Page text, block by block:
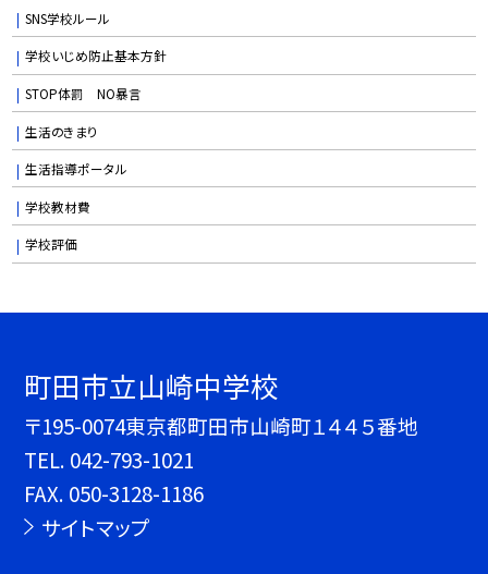
SNS学校ルール
学校いじめ防止基本方針
STOP体罰 NO暴言
生活のきまり
生活指導ポータル
学校教材費
学校評価
町田市立山崎中学校
〒195-0074東京都町田市山崎町１４４５番地
TEL. 042-793-1021
FAX. 050-3128-1186
サイトマップ